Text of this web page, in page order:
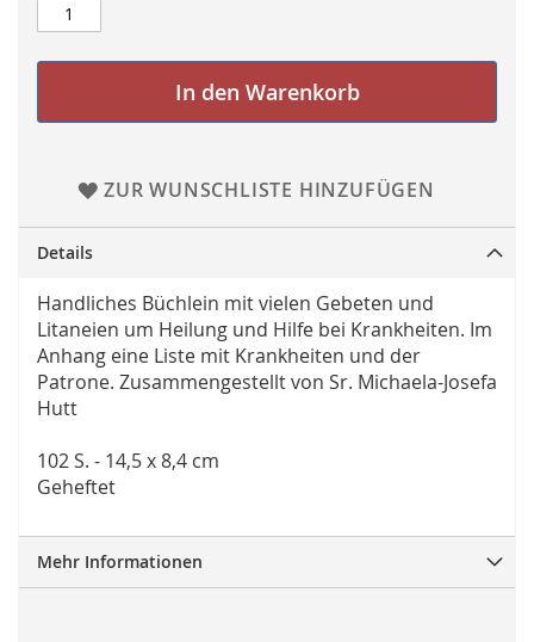
In den Warenkorb
ZUR WUNSCHLISTE HINZUFÜGEN
Details
Handliches Büchlein mit vielen Gebeten und
Litaneien um Heilung und Hilfe bei Krankheiten. Im
Anhang eine Liste mit Krankheiten und der
Patrone. Zusammengestellt von Sr. Michaela-Josefa
Hutt
102 S. - 14,5 x 8,4 cm
Geheftet
Mehr Informationen